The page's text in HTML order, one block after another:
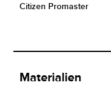
Citizen Promaster
Materialien